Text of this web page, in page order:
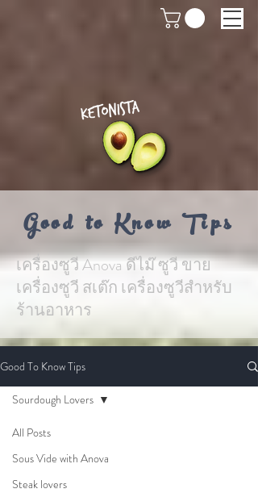
Good to Know Tips
เครื่องซูวี Anova ดีไม๊ ซูวี ขาย
เครื่องซูวี สเต๊ก เครื่องซูวีสำหรับ
ร้านอาหาร
Good To Know Tips
All Posts
Sous Vide with Anova
Steak lovers
Sourdough Lovers